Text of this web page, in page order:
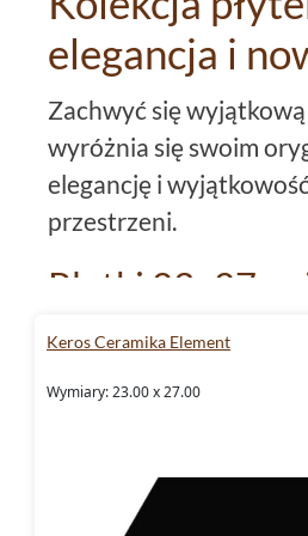
elegancja i
Zachwyć się
wyróżnia się swoim
elegancję i
przestrzeni.
Płytki 23x27 -
Ceramika
Wyjątkowy format
wizualny.
Keros Ceramika Element
Wymiary: 23.00 x 27.00